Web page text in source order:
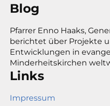
Blog
Pfarrer Enno Haaks,
berichtet über Projekte
Entwicklungen in
Minderheitskirchen
Links
Impressum